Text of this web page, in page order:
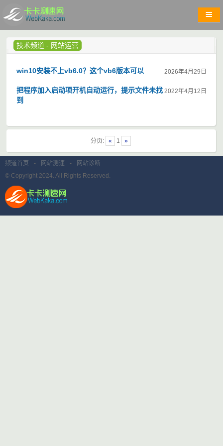
技术频道 - 网站运营
2026年4月29日
win10安装不上vb6.0？这个vb6版本可以
2022年4月12日
把程序加入启动项开机自动运行，提示文件未找
到
分页: « 1 »
频道首页 - 网站测速 -
网站诊断
© Copyright 2024. All Rights Reserved.